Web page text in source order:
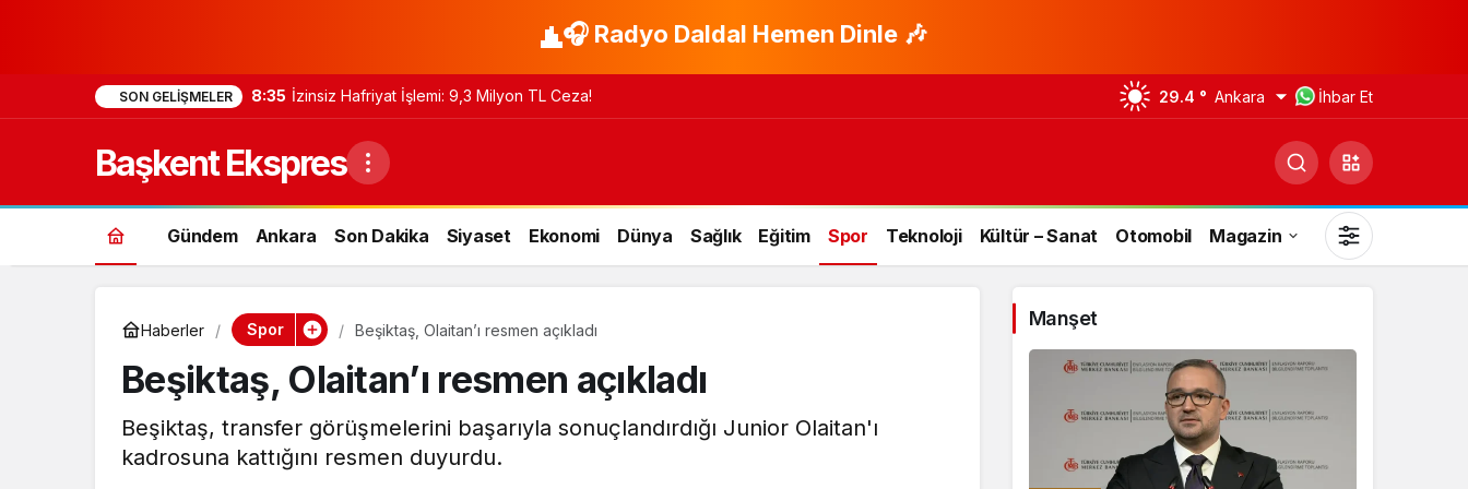
🎧 Radyo Daldal Hemen Dinle 🎶
SON GELIŞMELER 8:35 İzinsiz Hafriyat İşlemi: 9,3 Milyon TL Ceza! 29.4 ° Ankara İhbar Et
Başkent Ekspres
Gündem Ankara Son Dakika Siyaset Ekonomi Dünya Sağlık Eğitim Spor Teknoloji Kültür – Sanat Otomobil Magazin
Gündüz Modu
Gündüz modunu seçin.
Haberler Spor Beşiktaş, Olaitan’ı resmen açıkladı
Beşiktaş, Olaitan’ı resmen açıkladı
Beşiktaş, transfer görüşmelerini başarıyla sonuçlandırdığı Junior Olaitan'ı
kadrosuna kattığını resmen duyurdu.
Manşet